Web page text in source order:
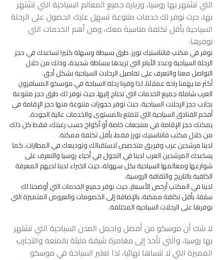
التي تشتهر بها روسيا، وزيارة جميع المعالم السياحية التي تشتهر
بها، حيث نوفر لك خدمات متنوعة تسهل عليك الحصول على الرحلة
السياحية بأقل تكلفة مناسبة معك، ومن أهم الخدمات التي
نوفرها:
نوفر في مكتب فانتاستيك تورز، طرق بسيطة وسهلة كثيرا تساعدك في حجز
الرحلة السياحية وعدد الأيام التي تريدها ببساطة شديدة، وذلك من خلال
التواصل معنا والتعرف على تفاصيل الرحلات السياحية بشكل أدق.
أكثر ما يهمنا راحة عملائنا، لذا وفرنا رحلة السياحة في موسكو المسافرون
العرب شاملة جميع الخدمات التي تحتاج إليها، حيث نوفر لك طرق حجز متنوعة
بجانب حجز الرحلات السياحية، حيث نوفر حجوزات متنوعة منها حجز الإقامة في
أفخم الفنادق السياحية التي تتمتع بالمستوى والخدمات عالية الجودة.
يمكنك حجز الإقامة في منتجعات خاصة أو أكواخ حسب رغبتك، فقط كل ذلك
من خلال مكتب فانتاستيك تورز فقط، بأقل تكلفة ممكنة.
لدينا مرشدين عرب وفريق متخصص لاستقبالك وتوديعك في المطارات، كما
يساعدك المرشدين العرب لدينا في التجول في أحياء روسيا والتعرف على
شوارعها ومعالمها السياحية بكل سهولة، حيث الخبراء لدينا لديهم المعرفة
الكافية بالتاريخ والثقافة الروسية.
لدينا في المكتب أرخص الأسعار، حيث نوفر جميع الخدمات التي أوضحنا لك
سابقا، بأقل تكلفة ممكنة، بالإضافة إلى الخصومات والعروض المتميزة التي
نوفرها على الرحلات السياحية المختلفة.
لا شك أن موسكو من أفضل واجمل المدن السياحية التي تشتهر
بها روسيا، والتي تأخذ إلى مغامرة شيقة مليئة بالمتعة والتجارب
المميزة التي لا تنساها نهائيا، لذا تعتبر السياحة في موسكو